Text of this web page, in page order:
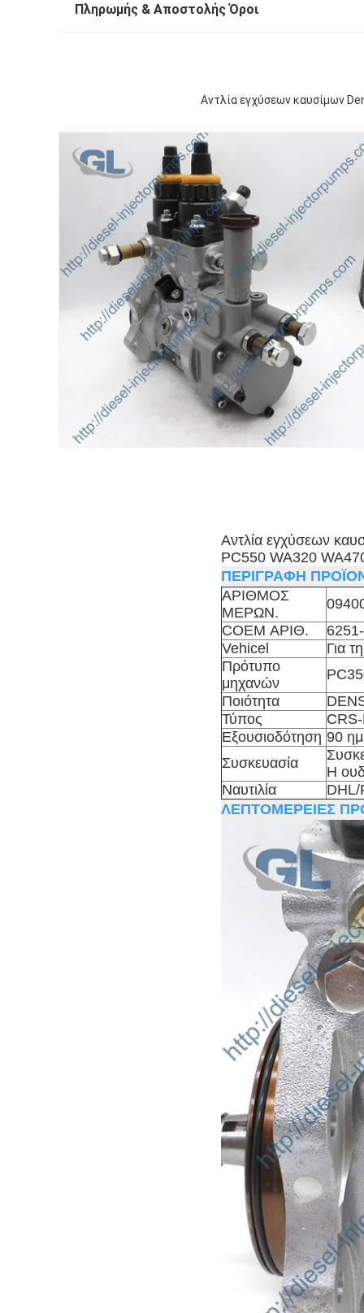
Πληρωμής & Αποστολής Όροι
Αντλία εγχύσεων καυσίμων
Αντλία εγχύσεων
PC550 WA320
ΠΕΡΙΓΡΑΦΗ
ΑΡΙΘΜΟΣ
ΜΕΡΩΝ.
COEM ΑΡΙΘ.
Vehicel
Για
Πρότυπο
μηχανών
Ποιότητα
Τύπος
Εξουσιοδότηση 90
Συσκευασία
Η
Ναυτιλία
DHL/
ΛΕΠΤΟΜΕΡΕΙΕΣ